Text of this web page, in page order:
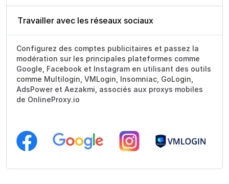
Travailler avec les réseaux sociaux
Configurez des comptes publicitaires et passez la
modération sur les principales plateformes comme
Google, Facebook et Instagram en utilisant des outils
comme Multilogin, VMLogin, Insomniac, GoLogin,
AdsPower et Aezakmi, associés aux proxys mobiles
de OnlineProxy.io